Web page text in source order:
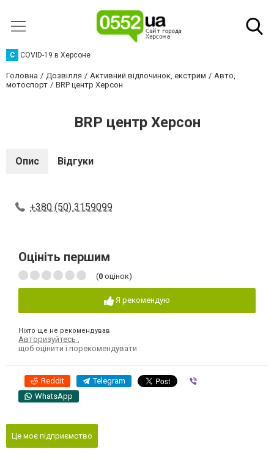
C COVID-19 в Херсоне
Головна Дозвілля Активний відпочинок, екстрим
Авто,
мотоспорт
BRP центр Херсон
BRP центр Херсон
Опис Відгуки
+380 (50) 3159099
Оцініть першим
(0 оцінок)
Я рекомендую
Ніхто ще не рекомендував
Авторизуйтесь
щоб оцінити і порекомендувати
Reddit Telegram
WhatsApp
Це моє підприємство